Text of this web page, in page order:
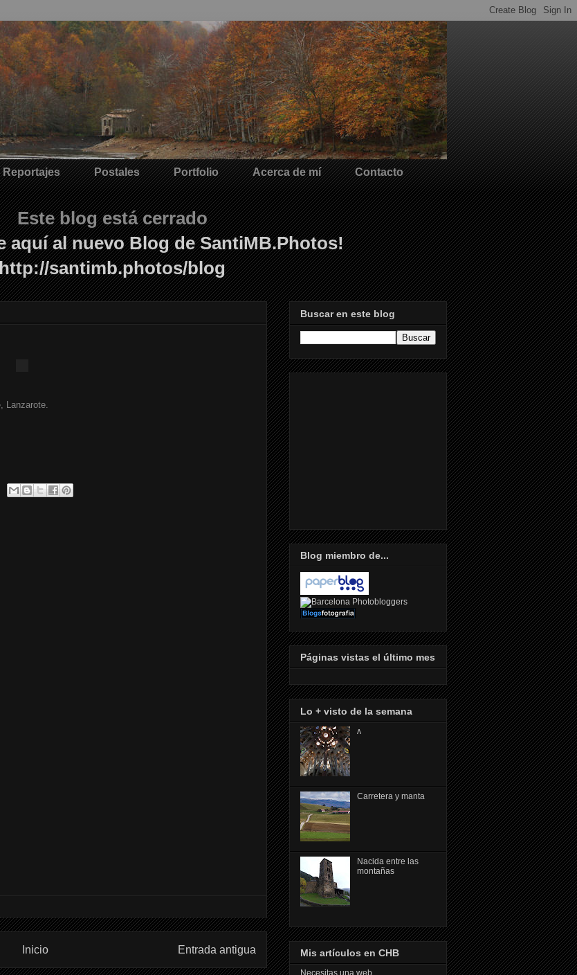
Reportajes Postales Portfolio Acerca de mí Contacto
Este blog está cerrado
aquí al nuevo Blog de SantiMB.Photos!
santimb.photos/blog
Lanzarote.
Entrada antigua
Inicio
Buscar en este blog
Blog miembro de...
Páginas vistas el último mes
Lo + visto de la semana
ᴧ
Carretera y manta
Nacida entre las
montañas
Mis artículos en CHB
Necesitas una web